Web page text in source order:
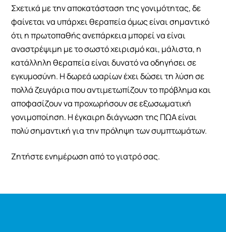
Σχετικά με την αποκατάσταση της γονιμότητας, δε
φαίνεται να υπάρχει θεραπεία όμως είναι σημαντικό
ότι η πρωτοπαθής ανεπάρκεια μπορεί να είναι
αναστρέψιμη με το σωστό χειρισμό και, μάλιστα, η
κατάλληλη θεραπεία είναι δυνατό να οδηγήσει σε
εγκυμοσύνη. Η δωρεά ωαρίων έχει δώσει τη λύση σε
πολλά ζευγάρια που αντιμετωπίζουν το πρόβλημα και
αποφασίζουν να προχωρήσουν σε εξωσωματική
γονιμοποίηση. Η έγκαιρη διάγνωση της ΠΩΑ είναι
πολύ σημαντική για την πρόληψη των συμπτωμάτων.
Ζητήστε ενημέρωση από το γιατρό σας.